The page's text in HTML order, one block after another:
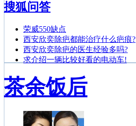
搜狐问答
荣威550缺点
西安欣奕除疤都能治疗什么疤痕?
西安欣奕除疤的医生经验多吗?
求介绍一辆比较好看的电动车!
茶余饭后